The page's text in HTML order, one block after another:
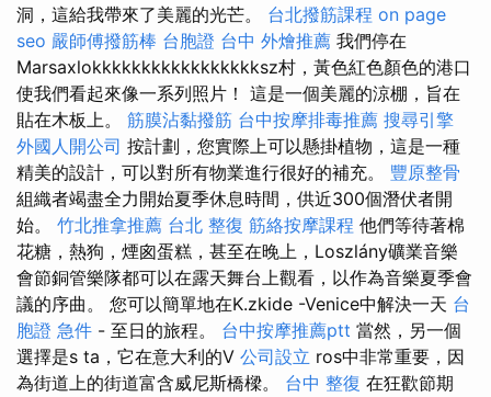
洞，這給我帶來了美麗的光芒。 台北撥筋課程 on page
seo 嚴師傅撥筋棒 台胞證 台中 外燴推薦 我們停在
Marsaxlokkkkkkkkkkkkkkkkksz村，黃色紅色顏色的港口
使我們看起來像一系列照片！ 這是一個美麗的涼棚，旨在
貼在木板上。 筋膜沾黏撥筋 台中按摩排毒推薦 搜尋引擎
外國人開公司 按計劃，您實際上可以懸掛植物，這是一種
精美的設計，可以對所有物業進行很好的補充。 豐原整骨
組織者竭盡全力開始夏季休息時間，供近300個潛伏者開
始。 竹北推拿推薦 台北 整復 筋絡按摩課程 他們等待著棉
花糖，熱狗，煙囪蛋糕，甚至在晚上，Loszlány礦業音樂
會節銅管樂隊都可以在露天舞台上觀看，以作為音樂夏季會
議的序曲。 您可以簡單地在K.zkide -Venice中解決一天 台
胞證 急件 - 至日的旅程。 台中按摩推薦ptt 當然，另一個
選擇是s ta，它在意大利的V 公司設立 ros中非常重要，因
為街道上的街道富含威尼斯橋樑。 台中 整復 在狂歡節期